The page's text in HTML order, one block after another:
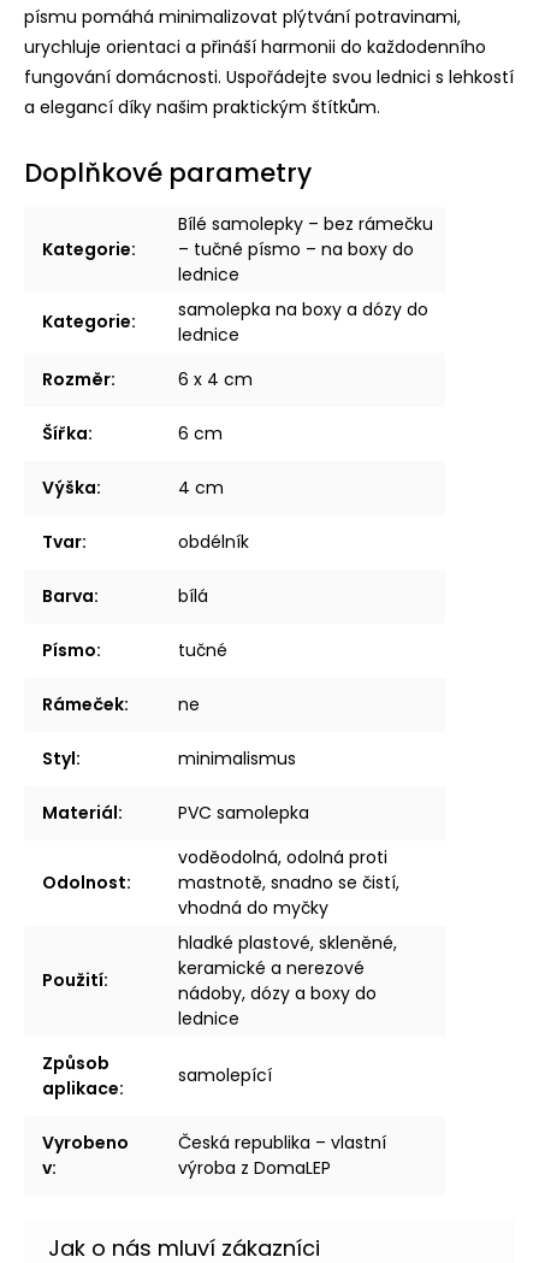
písmu pomáhá minimalizovat plýtvání potravinami,
urychluje orientaci a přináší harmonii do každodenního
fungování domácnosti. Uspořádejte svou lednici s lehkostí
a elegancí díky našim praktickým štítkům.
Doplňkové parametry
Kategorie:
Bílé samolepky – bez rámečku
– tučné písmo – na boxy do
lednice
Kategorie:
samolepka na boxy a dózy do
lednice
Rozměr: 6 x 4 cm
Šířka: 6 cm
Výška: 4 cm
Tvar: obdélník
Barva: bílá
Písmo: tučné
Rámeček: ne
Styl: minimalismus
Materiál: PVC samolepka
Odolnost:
voděodolná, odolná proti
mastnotě, snadno se čistí,
vhodná do myčky
Použití:
hladké plastové, skleněné,
keramické a nerezové
nádoby, dózy a boxy do
lednice
Způsob
aplikace:
samolepící
Vyrobeno
v:
Česká republika – vlastní
výroba z DomaLEP